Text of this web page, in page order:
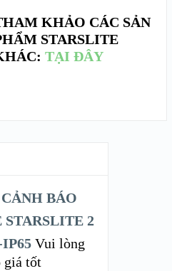
KHẢO CÁC SẢN
STARSLITE
TẠI ĐÂY
BÁO
STARSLITE 2
Vui lòng
giá tốt